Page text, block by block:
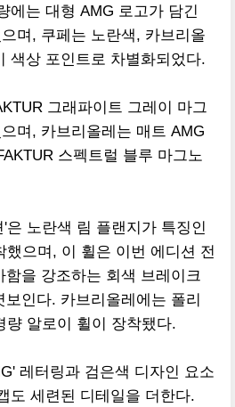
에는 대형 AMG 로고가 담긴
며, 쿠페는 노란색, 카브리올
색상 포인트로 차별화되었다.
그래파이트 그레이 마그
며, 카브리올레는 매트 AMG
스펙트럴 블루 마그노
은 노란색 림 플랜지가 특징인
했으며, 이 휠은 이번 에디션 전
함을 강조하는 회색 브레이크
인다. 카브리올레에는 폴리
량 알로이 휠이 장착됐다.
레터링과 검은색 디자인 요소
도 세련된 디테일을 더한다.